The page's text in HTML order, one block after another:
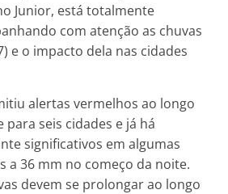
Junior, está totalmente
com atenção as chuvas
e o impacto dela nas cidades
alertas vermelhos ao longo
seis cidades e já há
significativos em algumas
a 36 mm no começo da noite.
devem se prolongar ao longo